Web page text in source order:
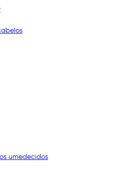
umedecidos